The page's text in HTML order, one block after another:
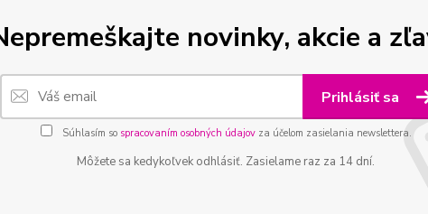
novinky, akcie a
Prihlásiť sa
Súhlasím so spracovaním osobných údajovza účelom zasielania newslettera.
Môžete sa kedykoľvek odhlásiť. Zasielame raz za 14 dní.